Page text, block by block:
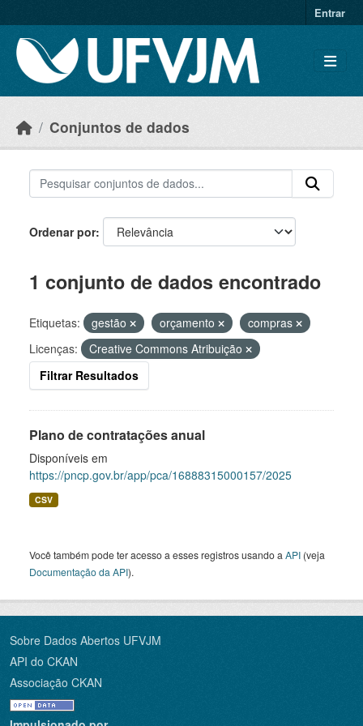
Entrar
Conjuntos de dados
Ordenar por
1 conjunto de dados encontrado
Etiquetas: gestão orçamento
compras
Licenças:
Creative Commons Atribuição
Filtrar Resultados
Plano de contratações anual
Disponíveis em
https://pncp.gov.br/app/pca/16888315000157/2025
CSV
Você também pode ter acesso a esses registros usando a API (veja
Documentação da API).
Sobre Dados Abertos UFVJM
API do CKAN
Associação CKAN